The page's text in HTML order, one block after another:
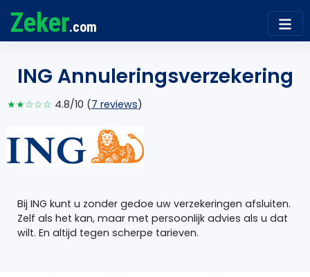
Zeker.com
ING Annuleringsverzekering
★★☆☆☆ 4.8/10 (7 reviews)
Bij ING kunt u zonder gedoe uw verzekeringen afsluiten.
Zelf als het kan, maar met persoonlijk advies als u dat
wilt. En altijd tegen scherpe tarieven.